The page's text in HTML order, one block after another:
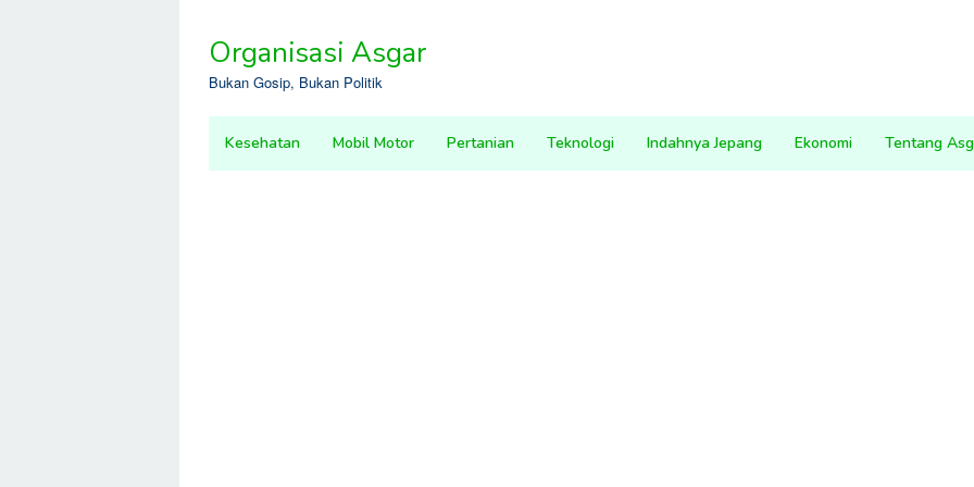
contentOrganisasi Asgar
Bukan Gosip, Bukan Politik
Kesehatan Mobil Motor Pertanian Teknologi Indahnya Jepang Ekonomi Tentang